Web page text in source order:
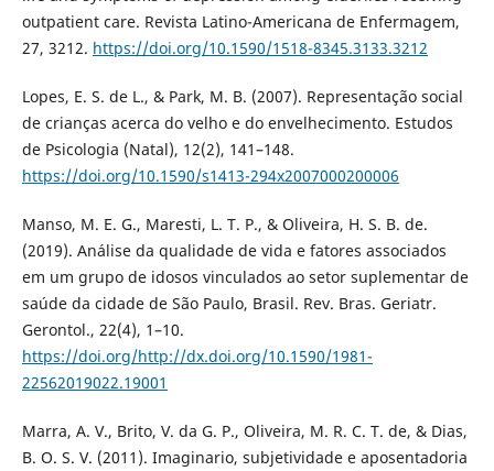
outpatient care. Revista Latino-Americana de Enfermagem,
27, 3212. https://doi.org/10.1590/1518-8345.3133.3212
Lopes, E. S. de L., & Park, M. B. (2007). Representação social
de crianças acerca do velho e do envelhecimento. Estudos
de Psicologia (Natal), 12(2), 141–148.
https://doi.org/10.1590/s1413-294x2007000200006
Manso, M. E. G., Maresti, L. T. P., & Oliveira, H. S. B. de.
(2019). Análise da qualidade de vida e fatores associados
em um grupo de idosos vinculados ao setor suplementar de
saúde da cidade de São Paulo, Brasil. Rev. Bras. Geriatr.
Gerontol., 22(4), 1–10.
https://doi.org/http://dx.doi.org/10.1590/1981-
22562019022.19001
Marra, A. V., Brito, V. da G. P., Oliveira, M. R. C. T. de, & Dias,
B. O. S. V. (2011). Imaginario, subjetividade e aposentadoria